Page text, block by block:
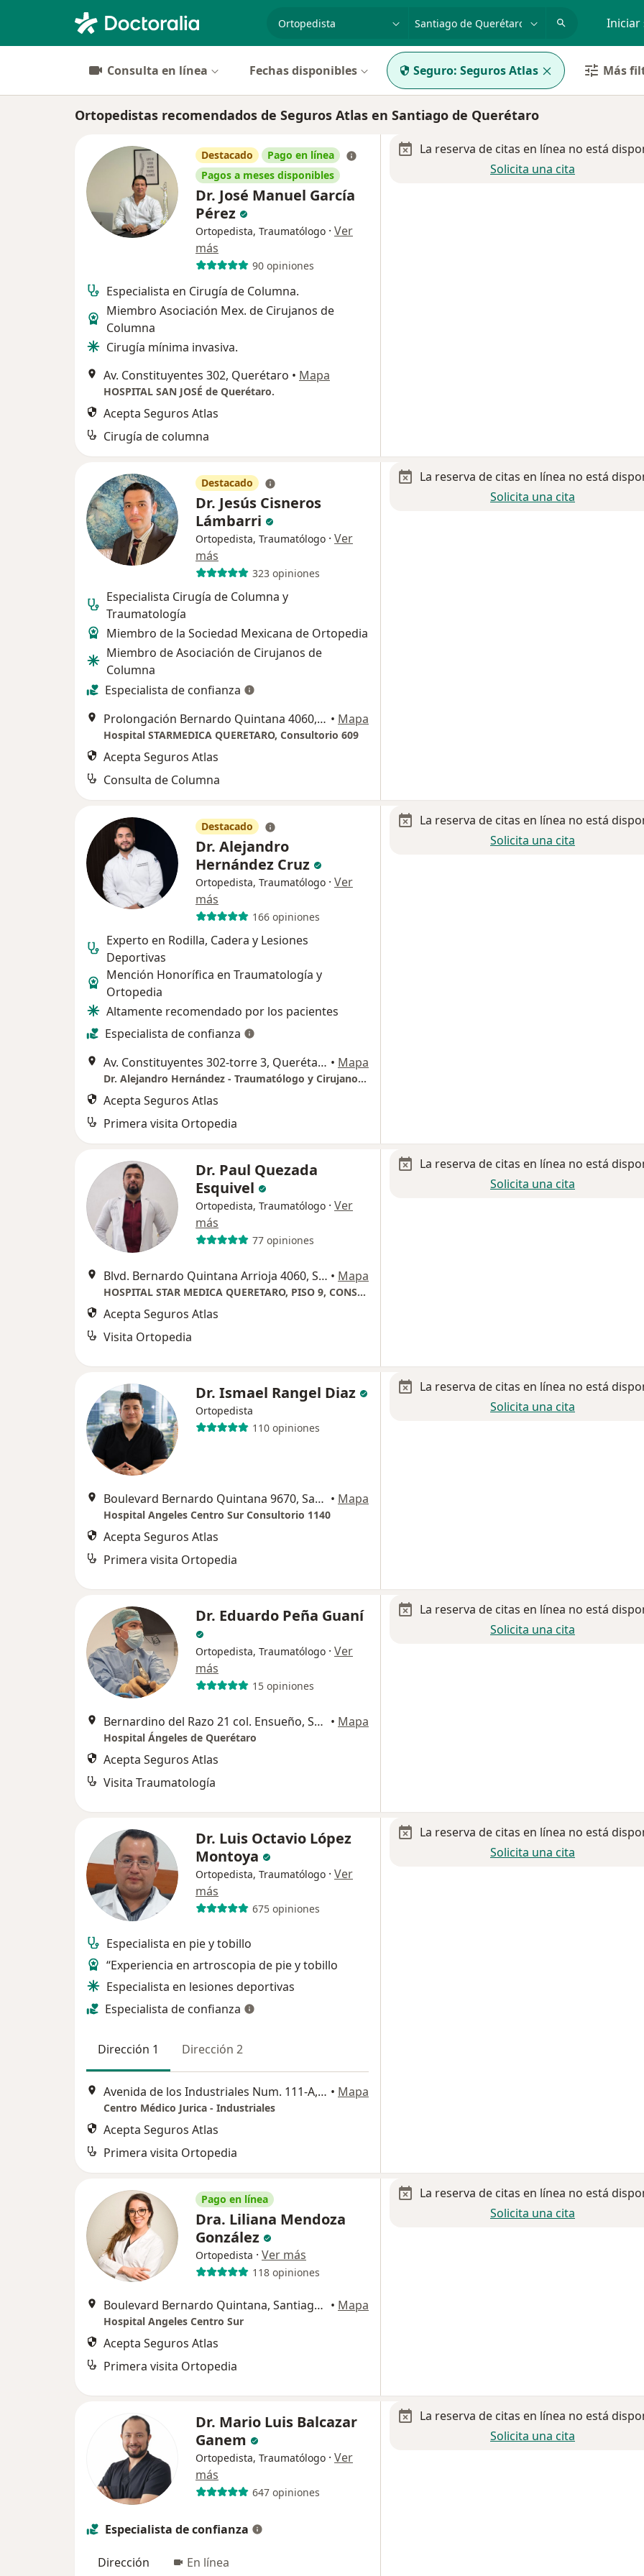
p. ej. Guadalajara Iniciar
Consulta en línea Fechas disponibles Seguro: Seguros Atlas Más
Ortopedistas recomendados de Seguros Atlas en Santiago de Querétaro
Destacado
Pago en línea
Pagos a meses disponibles
Dr. José Manuel García
Pérez
Ortopedista, Traumatólogo · Ver
más
90 opiniones
Especialista en Cirugía de Columna.
Miembro Asociación Mex. de Cirujanos de
Columna
Cirugía mínima invasiva.
Av. Constituyentes 302, Querétaro • Mapa
HOSPITAL SAN JOSÉ de Querétaro.
Acepta Seguros Atlas
Cirugía de columna
La reserva de citas en línea no está
Solicita una cita
Destacado
Dr. Jesús Cisneros
Lámbarri
Ortopedista, Traumatólogo · Ver
más
323 opiniones
Especialista Cirugía de Columna y
Traumatología
Miembro de la Sociedad Mexicana de Ortopedia
Miembro de Asociación de Cirujanos de
Columna
Especialista de confianza
Prolongación Bernardo Quintana 4060, Querétaro • Mapa
Hospital STARMEDICA QUERETARO, Consultorio 609
Acepta Seguros Atlas
Consulta de Columna
La reserva de citas en línea no está
Solicita una cita
Destacado
Dr. Alejandro
Hernández Cruz
Ortopedista, Traumatólogo · Ver
más
166 opiniones
Experto en Rodilla, Cadera y Lesiones
Deportivas
Mención Honorífica en Traumatología y
Ortopedia
Altamente recomendado por los pacientes
Especialista de confianza
Av. Constituyentes 302-torre 3, Querétaro • Mapa
Dr. Alejandro Hernández - Traumatólogo y Cirujano Articular - BoneCare
Acepta Seguros Atlas
Primera visita Ortopedia
La reserva de citas en línea no está
Solicita una cita
Dr. Paul Quezada
Esquivel
Ortopedista, Traumatólogo · Ver
más
77 opiniones
Blvd. Bernardo Quintana Arrioja 4060, San Pablo,, Querétaro • Mapa
HOSPITAL STAR MEDICA QUERETARO, PISO 9, CONSULTORIO 921
Acepta Seguros Atlas
Visita Ortopedia
La reserva de citas en línea no está
Solicita una cita
Dr. Ismael Rangel Diaz
Ortopedista
110 opiniones
Boulevard Bernardo Quintana 9670, Santiago de Querétaro • Mapa
Hospital Angeles Centro Sur Consultorio 1140
Acepta Seguros Atlas
Primera visita Ortopedia
La reserva de citas en línea no está
Solicita una cita
Dr. Eduardo Peña Guaní
Ortopedista, Traumatólogo · Ver
más
15 opiniones
Bernardino del Razo 21 col. Ensueño, Santiago de Querétaro • Mapa
Hospital Ángeles de Querétaro
Acepta Seguros Atlas
Visita Traumatología
La reserva de citas en línea no está
Solicita una cita
Dr. Luis Octavio López
Montoya
Ortopedista, Traumatólogo · Ver
más
675 opiniones
Especialista en pie y tobillo
“Experiencia en artroscopia de pie y tobillo
Especialista en lesiones deportivas
Especialista de confianza
Dirección 1 Dirección 2
Avenida de los Industriales Num. 111-A, Santiago de Querétaro • Mapa
Centro Médico Jurica - Industriales
Acepta Seguros Atlas
Primera visita Ortopedia
La reserva de citas en línea no está
Solicita una cita
Pago en línea
Dra. Liliana Mendoza
González
Ortopedista · Ver más
118 opiniones
Boulevard Bernardo Quintana, Santiago de Querétaro • Mapa
Hospital Angeles Centro Sur
Acepta Seguros Atlas
Primera visita Ortopedia
La reserva de citas en línea no está
Solicita una cita
Dr. Mario Luis Balcazar
Ganem
Ortopedista, Traumatólogo · Ver
más
647 opiniones
Especialista de confianza
Dirección En línea
La reserva de citas en línea no está
Solicita una cita